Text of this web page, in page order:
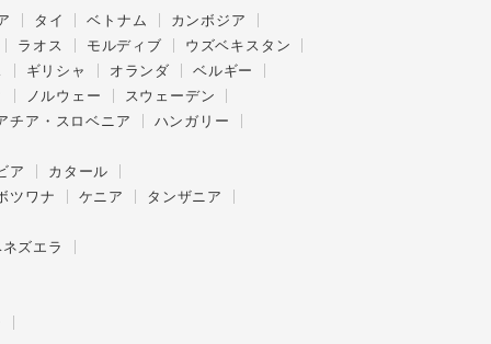
タイ ベトナム
カンボジア
ラオス モルディブ
ウズベキスタン
ギリシャ オランダ
ベルギー
ノルウェー
スウェーデン
チア・スロベニア
ハンガリー
ア
カタール
ツワナ ケニア
タンザニア
ズエラ